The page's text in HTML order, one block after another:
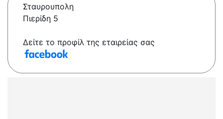
Σταυρουπολη
Πιερίδη 5
Δείτε το προφίλ της εταιρείας σας